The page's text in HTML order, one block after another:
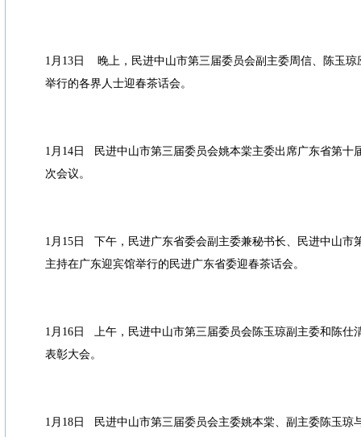
1月13日 晚上，民进中山市第三届委员会副主委周信、陈玉琼
举行的各界人士迎春茶话会。
1月14日 民进中山市第三届委员会姚本棠主委出席广东省第十
次会议。
1月15日 下午，民进广东省委会副主委兼秘书长、民进中山市
主持在广东迎宾馆举行的民进广东省委迎春茶话会。
1月16日 上午，民进中山市第三届委员会陈玉琼副主委和陈仕
表彰大会。
1月18日 民进中山市第三届委员会主委姚本棠、副主委陈玉琼